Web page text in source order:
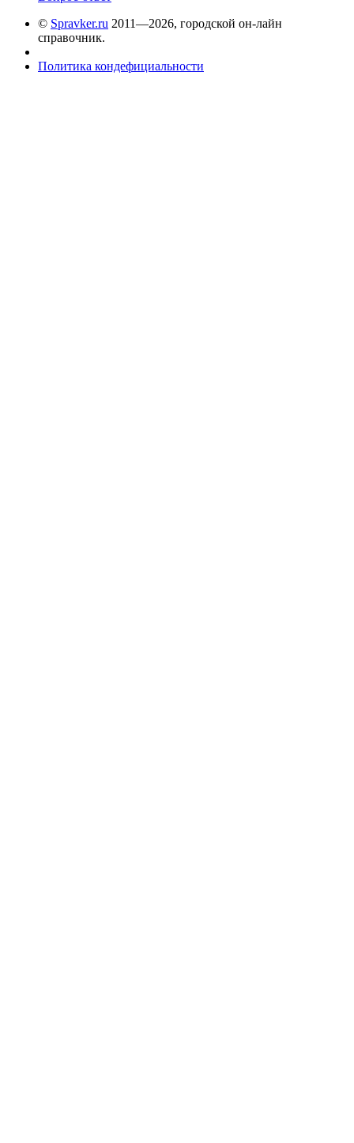
© Spravker.ru 2011—2026, городской он-лайн
справочник.
Политика кондефициальности